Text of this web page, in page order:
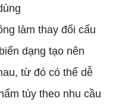
làm thay đổi cấu
dạng tạo nên
từ đó có thể dễ
tùy theo nhu cầu